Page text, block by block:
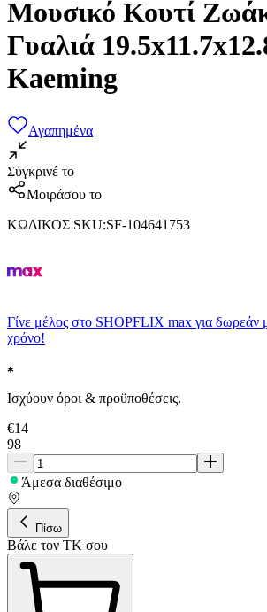
Μουσικό Κουτί
Γυαλιά
Kaeming
Αγαπημένα
Σύγκρινέ το
Μοιράσου το
ΚΩΔΙΚΟΣ SKU:SF-104641753
Γίνε μέλος στο SHOPFLIX max για δωρεάν
χρόνο!
Ισχύουν όροι & προϋποθέσεις.
€14
98
Άμεσα διαθέσιμο
Πίσω
Βάλε τον ΤΚ σου